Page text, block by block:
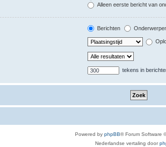
Alleen eerste bericht van
Berichten
tekens in
Powered by phpBB® Forum Software
Nederlandse vertaling door